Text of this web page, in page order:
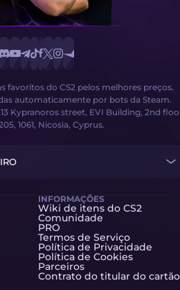
favoritos do CS2 pelos melhores preços.
automaticamente por bots da Steam.
Kypranoros street, EVI Building, 2nd
1061, Nicosia, Cyprus.
INFORMAÇÕES
Wiki de itens do CS2
Comunidade
PRO
Termos de Serviço
Política de Privacidade
Política de Cookies
Parceiros
Contrato do titular do cartão